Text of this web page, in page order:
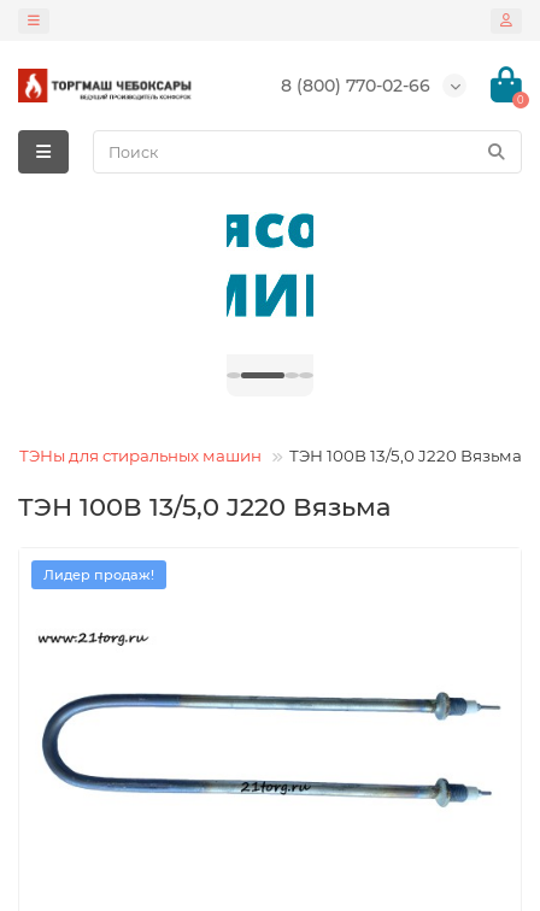
8 (800) 770-02-66
0
ТЭНы для стиральных машин ТЭН 100В 13/5,0 J220 Вязьма
ТЭН 100В 13/5,0 J220 Вязьма
Лидер продаж!